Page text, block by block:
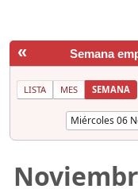
« Semana
LISTA MES SEMANA